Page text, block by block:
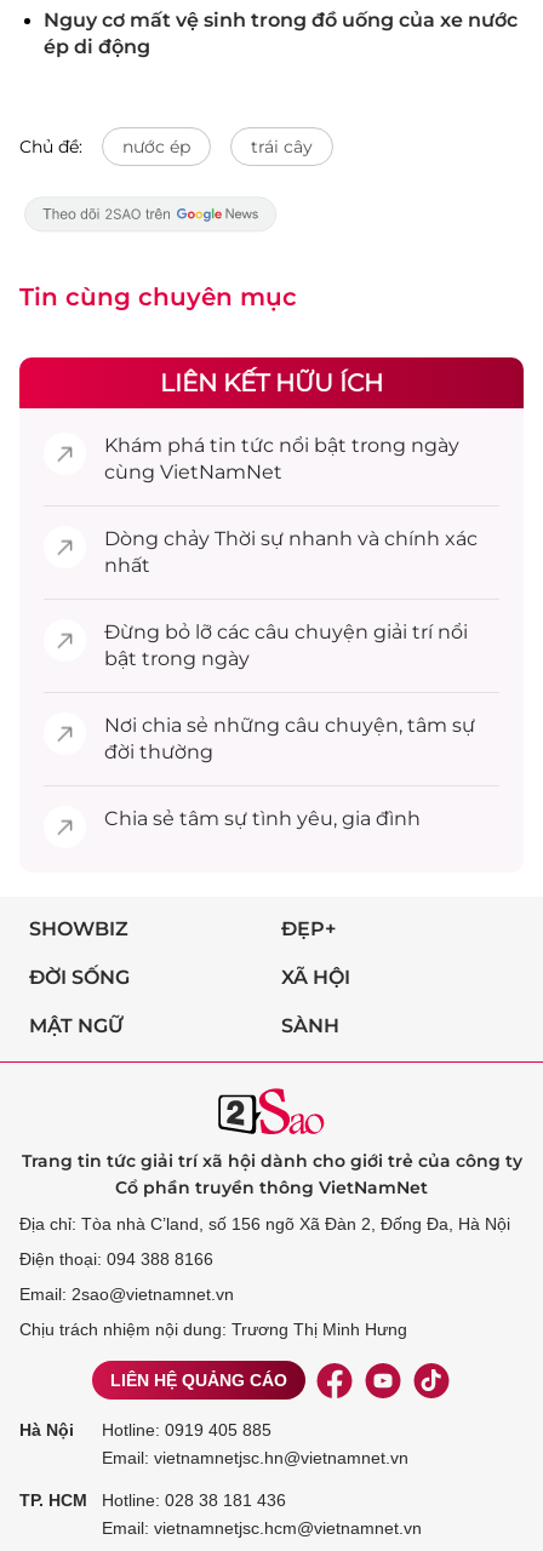
Nguy cơ mất vệ sinh trong đồ uống của xe nước
ép di động
Chủ đề: nước ép trái cây
Tin cùng chuyên mục
LIÊN KẾT HỮU ÍCH
Khám phá tin tức nổi bật trong ngày
cùng VietNamNet
Dòng chảy Thời sự nhanh và chính xác
nhất
Đừng bỏ lỡ các câu chuyện giải trínổi
bật trong ngày
Nơi chia sẻ những câu chuyện, tâm sự
đời thường
Chia sẻ tâm sự tình yêu, gia đình
SHOWBIZ ĐẸP+
ĐỜI SỐNG XÃ HỘI
MẬT NGỮ SÀNH
Trang tin tức giải trí xã hội dành cho giới trẻ của công ty
Cổ phần truyền thông VietNamNet
Địa chỉ: Tòa nhà C’land, số 156 ngõ Xã Đàn 2, Đống Đa, Hà Nội
Điện thoại: 094 388 8166
Email: 2sao@vietnamnet.vn
Chịu trách nhiệm nội dung: Trương Thị Minh Hưng
LIÊN HỆ QUẢNG CÁO
Hà Nội Hotline: 0919 405 885
Email: vietnamnetjsc.hn@vietnamnet.vn
TP. HCM Hotline: 028 38 181 436
Email: vietnamnetjsc.hcm@vietnamnet.vn